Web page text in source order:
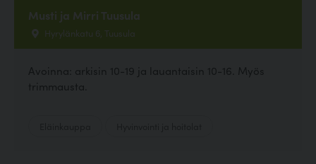
Musti ja Mirri Tuusula
Hyrylänkatu 6, Tuusula
Avoinna: arkisin 10-19 ja lauantaisin 10-16. Myös
trimmausta.